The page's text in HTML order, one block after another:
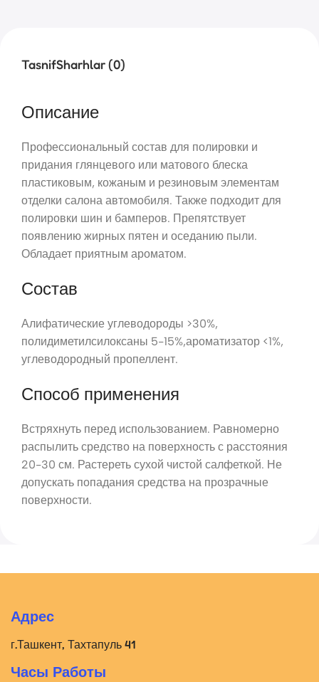
TasnifSharhlar (0)
Описание
Профессиональный состав для полировки и
придания глянцевого или матового блеска
пластиковым, кожаным и резиновым элементам
отделки салона автомобиля. Также подходит для
полировки шин и бамперов. Препятствует
появлению жирных пятен и оседанию пыли.
Обладает приятным ароматом.
Состав
Алифатические углеводороды >30%,
полидиметилсилоксаны 5-15%,ароматизатор <1%,
углеводородный пропеллент.
Способ применения
Встряхнуть перед использованием. Равномерно
распылить средство на поверхность с расстояния
20-30 см. Растереть сухой чистой салфеткой. Не
допускать попадания средства на прозрачные
поверхности.
Адрес
г.Ташкент, Тахтапуль 41
Часы Работы